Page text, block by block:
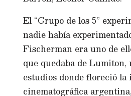
El “Grupo de los 5”
nadie había
Fischerman era uno de
que quedaba de Lumiton,
estudios donde floreció
cinematográfica